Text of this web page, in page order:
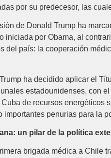
por su predecesor, las
de Donald Trump ha
iniciada por Obama, al
del país: la cooperación
ha decidido aplicar el
estadounidenses, con
de recursos
importantes penurias para la
un pilar de la política
brigada médica a Chile